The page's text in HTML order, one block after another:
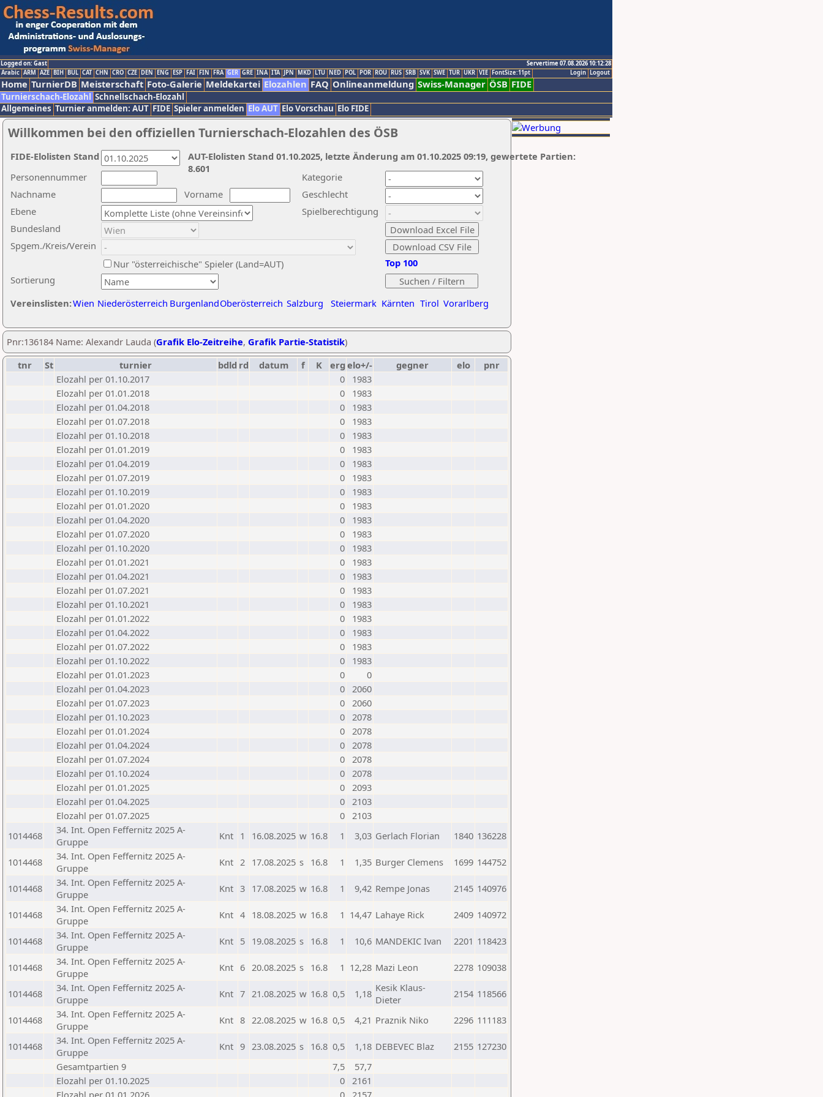
Logged on: Gast
Servertime 07.08.2026 10:12:28
Logout
Login
Arabic ARM AZE BIH BUL CAT CHN CRO CZE DEN ENG ESP FAI FIN FRA GER GRE INA ITA JPN MKD LTU NED POL POR ROU RUS SRB SVK SWE TUR UKR VIE FontSize:11pt
Home TurnierDB Meisterschaft Foto-Galerie Meldekartei Elozahlen FAQ Onlineanmeldung Swiss-Manager ÖSB FIDE
Turnierschach-Elozahl Schnellschach-Elozahl
Allgemeines Turnier anmelden: AUT FIDE Spieler anmelden Elo AUT Elo Vorschau Elo FIDE
Willkommen bei den offiziellen Turnierschach-Elozahlen des ÖSB
Nachname
Vorname
Ebene
Kategorie
Sortierung
Personennummer
Bundesland
Spgem./Kreis/Verein
Geschlecht
Nur "österreichische" Spieler (Land=AUT)
Spielberechtigung
Vereinslisten:Wien Niederösterreich BurgenlandOberösterreich Salzburg Steiermark Kärnten Tirol Vorarlberg
Top 100
AUT-Elolisten Stand 01.10.2025, letzte Änderung am 01.10.2025 09:19, gewertete Partien:
8.601
FIDE-Elolisten Stand
Pnr:136184 Name: Alexandr Lauda (Grafik Elo-Zeitreihe, Grafik Partie-Statistik)
tnr
St turnier bdld rd datum f K erg elo+/- gegner elo
pnr
Elozahl per 01.10.2017
0
1983
Elozahl per 01.01.2018
0
1983
Elozahl per 01.04.2018
0
1983
Elozahl per 01.07.2018
0
1983
Elozahl per 01.10.2018
0
1983
Elozahl per 01.01.2019
0
1983
Elozahl per 01.04.2019
0
1983
Elozahl per 01.07.2019
0
1983
Elozahl per 01.10.2019
0
1983
Elozahl per 01.01.2020
0
1983
Elozahl per 01.04.2020
0
1983
Elozahl per 01.07.2020
0
1983
Elozahl per 01.10.2020
0
1983
Elozahl per 01.01.2021
0
1983
Elozahl per 01.04.2021
0
1983
Elozahl per 01.07.2021
0
1983
Elozahl per 01.10.2021
0
1983
Elozahl per 01.01.2022
0
1983
Elozahl per 01.04.2022
0
1983
Elozahl per 01.07.2022
0
1983
Elozahl per 01.10.2022
0
1983
Elozahl per 01.01.2023
0
0
Elozahl per 01.04.2023
0 2060
Elozahl per 01.07.2023
0 2060
Elozahl per 01.10.2023
0 2078
Elozahl per 01.01.2024
0 2078
Elozahl per 01.04.2024
0 2078
Elozahl per 01.07.2024
0 2078
Elozahl per 01.10.2024
0 2078
Elozahl per 01.01.2025
0 2093
Elozahl per 01.04.2025
0 2103
Elozahl per 01.07.2025
0 2103
1014468
34. Int. Open Feffernitz 2025 A-
Gruppe
Knt 1 16.08.2025 w 16.8 1 3,03 Gerlach Florian 1840 136228
1014468
34. Int. Open Feffernitz 2025 A-
Gruppe
Knt 2 17.08.2025 s 16.8 1 1,35 Burger Clemens 1699 144752
1014468
34. Int. Open Feffernitz 2025 A-
Gruppe
Knt 3 17.08.2025 w 16.8 1 9,42 Rempe Jonas 2145 140976
1014468
34. Int. Open Feffernitz 2025 A-
Gruppe
Knt 4 18.08.2025 w 16.8 1 14,47 Lahaye Rick 2409 140972
1014468
34. Int. Open Feffernitz 2025 A-
Gruppe
Knt 5 19.08.2025 s 16.8 1 10,6 MANDEKIC Ivan 2201 118423
1014468
34. Int. Open Feffernitz 2025 A-
Gruppe
Knt 6 20.08.2025 s 16.8 1 12,28 Mazi Leon 2278 109038
1014468
34. Int. Open Feffernitz 2025 A-
Gruppe
Knt 7 21.08.2025 w 16.8 0,5 1,18 Kesik Klaus-
Dieter
2154 118566
1014468
34. Int. Open Feffernitz 2025 A-
Gruppe
Knt 8 22.08.2025 w 16.8 0,5 4,21 Praznik Niko 2296 111183
1014468
34. Int. Open Feffernitz 2025 A-
Gruppe
Knt 9 23.08.2025 s 16.8 0,5 1,18 DEBEVEC Blaz 2155 127230
Gesamtpartien 9
7,5
57,7
Elozahl per 01.10.2025
0 2161
Elozahl per 01.01.2026
0 2157